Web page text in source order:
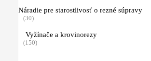
Náradie pre starostlivosť o rezné súpravy
(30)
Vyžínače a krovinorezy
(150)